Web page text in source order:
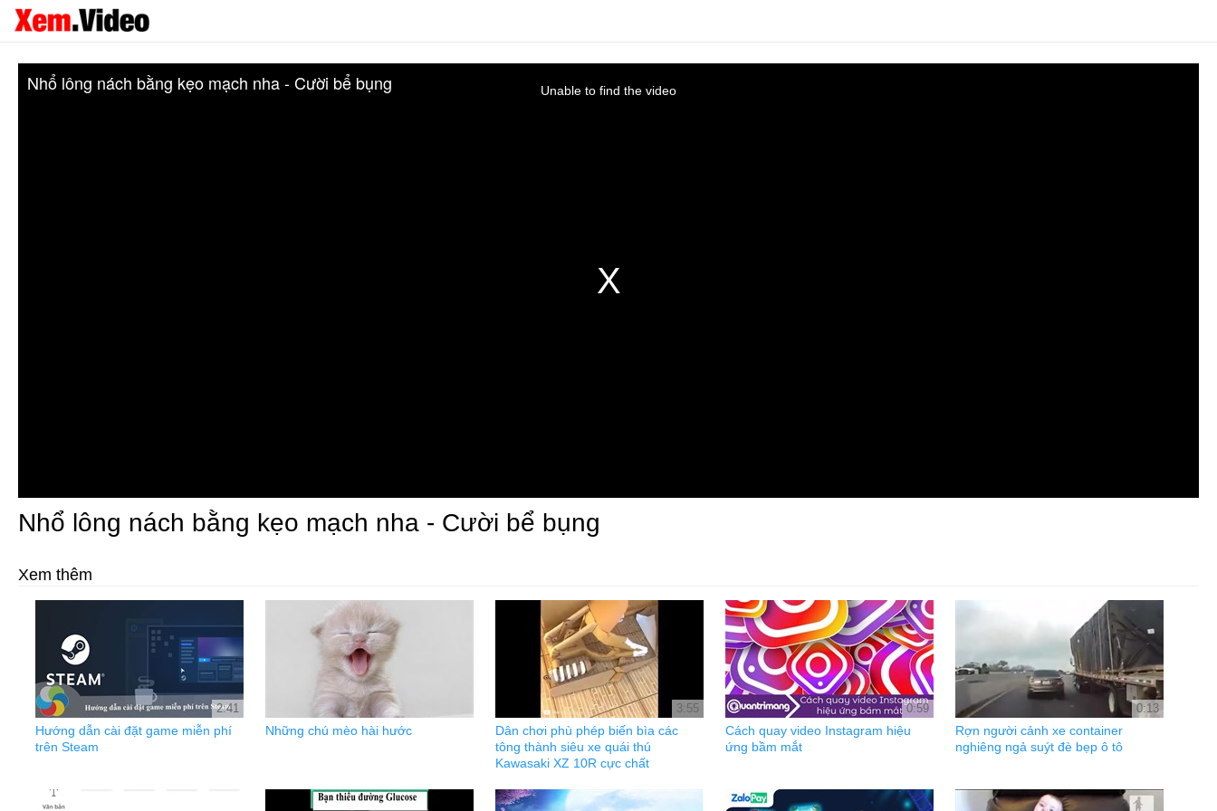
Unable to find the video
Nhổ lông nách bằng kẹo mạch nha - Cười bể bụng
Nhổ lông nách bằng kẹo mạch nha - Cười bể bụng
Xem thêm
2:41
Hướng dẫn cài đặt game miễn phí
trên Steam
Những chú mèo hài hước
3:55
Dân chơi phù phép biến bìa các
tông thành siêu xe quái thú
Kawasaki XZ 10R cực chất
0:59
Cách quay video Instagram hiệu
ứng bầm mắt
0:13
Rợn người cảnh xe container
nghiêng ngả suýt đè bẹp ô tô